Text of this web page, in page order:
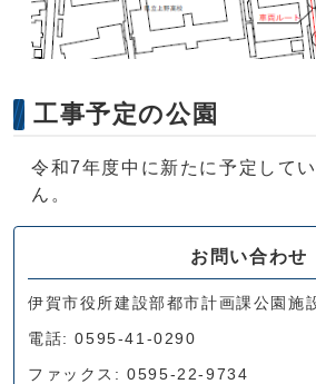
工事予定の公園
令和7年度中に新たに予定して
ん。
お問い合わせ
伊賀市役所建設部都市計画課公園施
電話: 0595-41-0290
ファックス: 0595-22-9734